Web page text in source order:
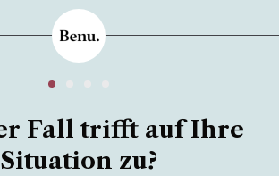
Fall trifft auf Ihre
Situation zu?